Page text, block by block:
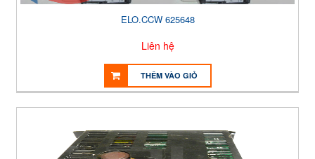
ELO.CCW 625648
Liên hệ
THÊM VÀO GIỎ